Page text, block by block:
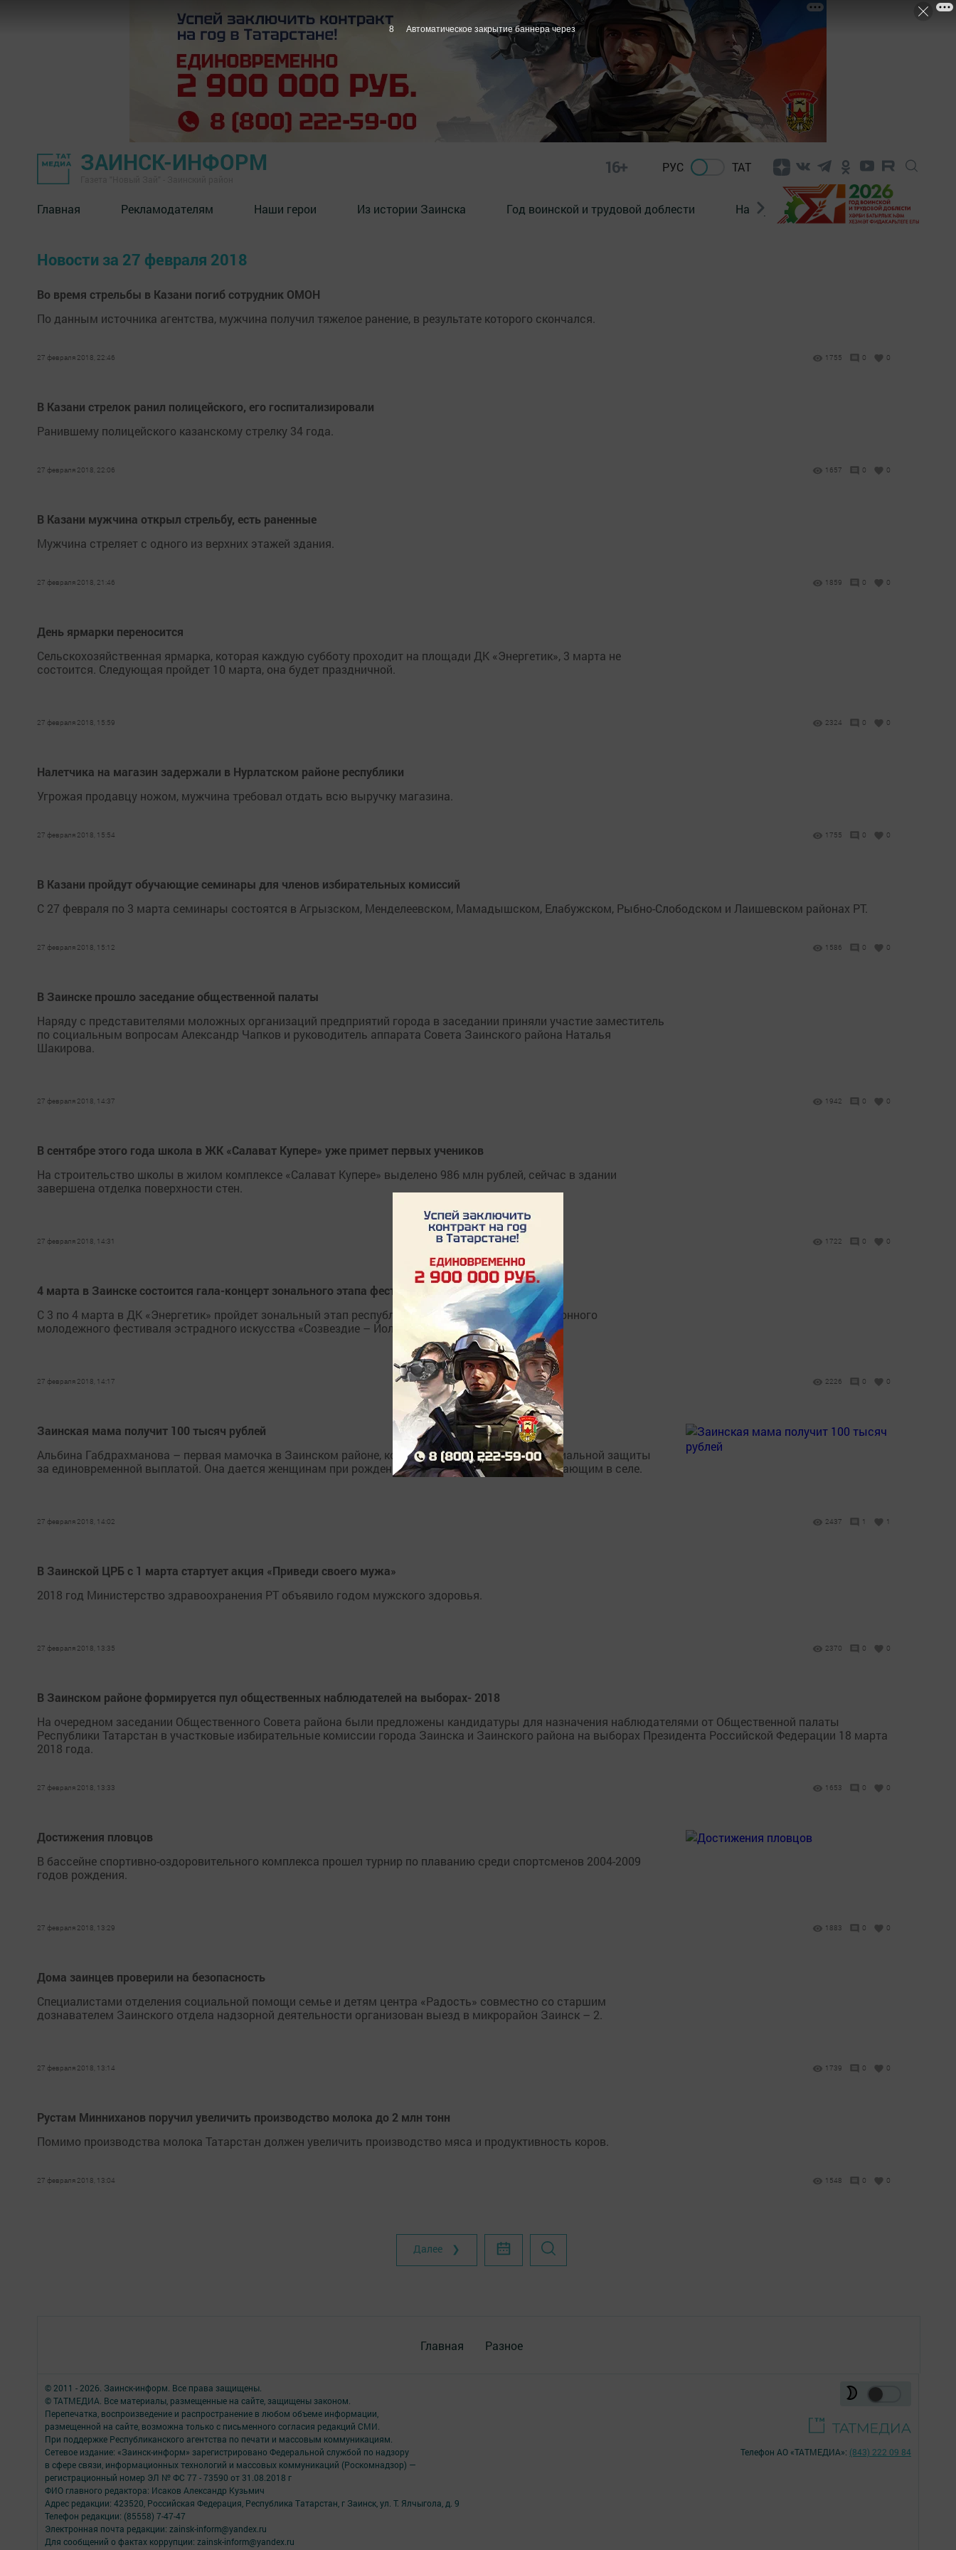
ЗАИНСК-ИНФОРМ 16+ РУС ТАТ
Главная Рекламодателям Наши герои Из истории Заинска Год воинской и трудовой доблести Нацпроекты Поколение будущего
Новости за 27 февраля 2018
Во время стрельбы в Казани погиб сотрудник ОМОН
По данным источника агентства, мужчина получил тяжелое ранение, в результате которого скончался.
27 февраля 2018, 22:46 1755 0 0
В Казани стрелок ранил полицейского, его госпитализировали
Ранившему полицейского казанскому стрелку 34 года.
27 февраля 2018, 22:06 1657 0 0
В Казани мужчина открыл стрельбу, есть раненные
Мужчина стреляет с одного из верхних этажей здания.
27 февраля 2018, 21:46 1859 0 0
День ярмарки переносится
Сельскохозяйственная ярмарка, которая каждую субботу проходит на площади ДК «Энергетик», 3 марта не
состоится. Следующая пройдет 10 марта, она будет праздничной.
27 февраля 2018, 15:59 2324 0 0
Налетчика на магазин задержали в Нурлатском районе республики
Угрожая продавцу ножом, мужчина требовал отдать всю выручку магазина.
27 февраля 2018, 15:54 1755 0 0
В Казани пройдут обучающие семинары для членов избирательных комиссий
С 27 февраля по 3 марта семинары состоятся в Агрызском, Менделеевском, Мамадышском, Елабужском, Рыбно-Слободском и Лаишевском районах РТ.
27 февраля 2018, 15:12 1586 0 0
В Заинске прошло заседание общественной палаты
Наряду с представителями моложных организаций предприятий города в заседании приняли участие заместитель
по социальным вопросам Александр Чапков и руководитель аппарата Совета Заинского района Наталья
Шакирова.
27 февраля 2018, 14:37 1942 0 0
В сентябре этого года школа в ЖК «Салават Купере» уже примет первых учеников
На строительство школы в жилом комплексе «Салават Купере» выделено 986 млн рублей, сейчас в здании
завершена отделка поверхности стен.
27 февраля 2018, 14:31 1722 0 0
4 марта в Заинске состоится гала-концерт зонального этапа фестиваля "Созвездие-Йолдызлык"
С 3 по 4 марта в ДК «Энергетик» пройдет зональный этап республиканского открытого телевизионного
молодежного фестиваля эстрадного искусства «Созвездие – Йолдызлык».
27 февраля 2018, 14:17 2226 0 0
Заинская мама получит 100 тысяч рублей
Альбина Габдрахманова – первая мамочка в Заинском районе, которая обратилась в отдел социальной защиты
за единовременной выплатой. Она дается женщинам при рождении ребенка и постоянно проживающим в селе.
27 февраля 2018, 14:02 2437 1 1
В Заинской ЦРБ с 1 марта стартует акция «Приведи своего мужа»
2018 год Министерство здравоохранения РТ объявило годом мужского здоровья.
27 февраля 2018, 13:35 2370 0 0
В Заинском районе формируется пул общественных наблюдателей на выборах- 2018
На очередном заседании Общественного Совета района были предложены кандидатуры для назначения наблюдателями от Общественной палаты
Республики Татарстан в участковые избирательные комиссии города Заинска и Заинского района на выборах Президента Российской Федерации 18 марта
2018 года.
27 февраля 2018, 13:33 1653 0 0
Достижения пловцов
В бассейне спортивно-оздоровительного комплекса прошел турнир по плаванию среди спортсменов 2004-2009
годов рождения.
27 февраля 2018, 13:29 1883 0 0
Дома заинцев проверили на безопасность
Специалистами отделения социальной помощи семье и детям центра «Радость» совместно со старшим
дознавателем Заинского отдела надзорной деятельности организован выезд в микрорайон Заинск – 2.
27 февраля 2018, 13:14 1739 0 0
Рустам Минниханов поручил увеличить производство молока до 2 млн тонн
Помимо производства молока Татарстан должен увеличить производство мяса и продуктивность коров.
27 февраля 2018, 13:04 1548 0 0
Далее ❯
Главная Разное
© 2011 - 2026. Заинск-информ. Все права защищены.
© ТАТМЕДИА. Все материалы, размещенные на сайте, защищены законом.
Перепечатка, воспроизведение и распространение в любом объеме информации,
размещенной на сайте, возможна только с письменного согласия редакций СМИ.
При поддержке Республиканского агентства по печати и массовым коммуникациям.
Сетевое издание: «Заинск-информ» зарегистрировано Федеральной службой по надзору
в сфере связи, информационных технологий и массовых коммуникаций (Роскомнадзор) —
регистрационный номер ЭЛ № ФС 77 - 73590 от 31.08.2018 г
ФИО главного редактора: Исаков Александр Кузьмич
Адрес редакции: 423520, Российская Федерация, Республика Татарстан, г Заинск, ул. Т. Ялчыгола, д. 9
Телефон редакции: (85558) 7-47-47
Электронная почта редакции: zainsk-inform@yandex.ru
Для сообщений о фактах коррупции: zainsk-inform@yandex.ru
Телефон АО «ТАТМЕДИА»: (843) 222 09 84
7 Автоматическое закрытие баннера через